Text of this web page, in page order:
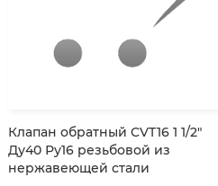
Клапан обратный CVT16 1 1/2″
Ду40 Ру16 резьбовой из
нержавеющей стали